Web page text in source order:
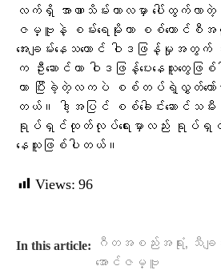
လက်ရှိ အာဏာသိမ်းကာလမှာ ပေါ်ထွက်လာတဲ့
ဇမ္ဗူနဲ့ စမ်းရေမိုးဟာ စစ်ကောင်
အေးချမ်းနေသယောင် ဝါဒဖြန့်မှုအတွ
က ဦးဆောင်ကာ ဝါဒဖြန့်ပေးနေသူတွေ
ဟာ ပြီးခဲ့တဲ့လကပဲ စစ်တပ်ရဲ့လွှတ်တော်မှာ သွား
တယ်။ ဒါ့အပြင် စစ်ခေါင်းဆော
ရုပ်ရှင်ထုတ်လုပ်ရေးမှာလည်း ရုပ်ရှင်ဇ
နေသူဖြစ်ပါတယ်။
Views: 96
In this article: ဂီတအစည်းအရုံး, သီခ
အောင်ဇမ္ဗူ